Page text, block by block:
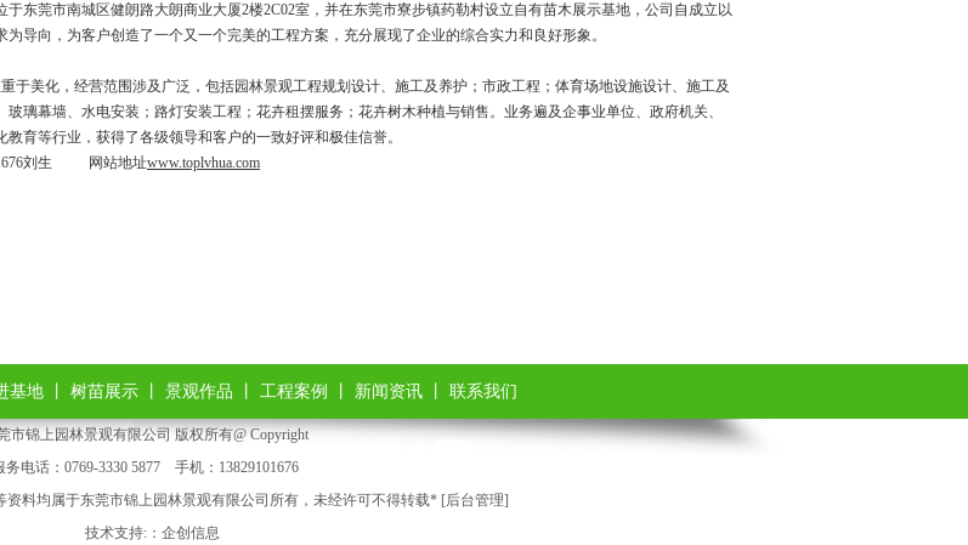
于东莞市南城区健朗路大朗商业大厦2楼2C02室，并在东莞市寮步镇药勒村设立自有苗木展示基地，公司自成立以
为导向，为客户创造了一个又一个完美的工程方案，充分展现了企业的综合实力和良好形象。
美化，经营范围涉及广泛，包括园林景观工程规划设计、施工及养护；市政工程；体育场地设施设计、施工及
玻璃幕墙、水电安装；路灯安装工程；花卉租摆服务；花卉树木种植与销售。业务遍及企事业单位、政府机关、
育等行业，获得了各级领导和客户的一致好评和极佳信誉。
刘生 网站地址www.toplvhua.com
基地 树苗展示 景观作品 工程案例 新闻资讯 联系我们
市锦上园林景观有限公司 版权所有@ Copyright
务电话：0769-3330 5877 手机：13829101676
料均属于东莞市锦上园林景观有限公司所有，未经许可不得转载* [后台管理]
技术支持:： 企创信息